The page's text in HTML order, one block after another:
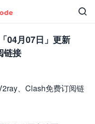

04月07日」更新
链接
、Clash免费订阅链